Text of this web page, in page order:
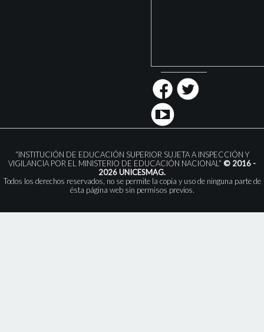
“INSTITUCIÓN DE EDUCACIÓN SUPERIOR SUJETA A INSPECCIÓN Y
VIGILANCIA POR EL MINISTERIO DE EDUCACIÓN NACIONAL” © 2016 -
2026 UNICESMAG.
Todos los derechos reservados, no se permite la copia y uso de ninguna parte de
ésta página web sin permisos previos.